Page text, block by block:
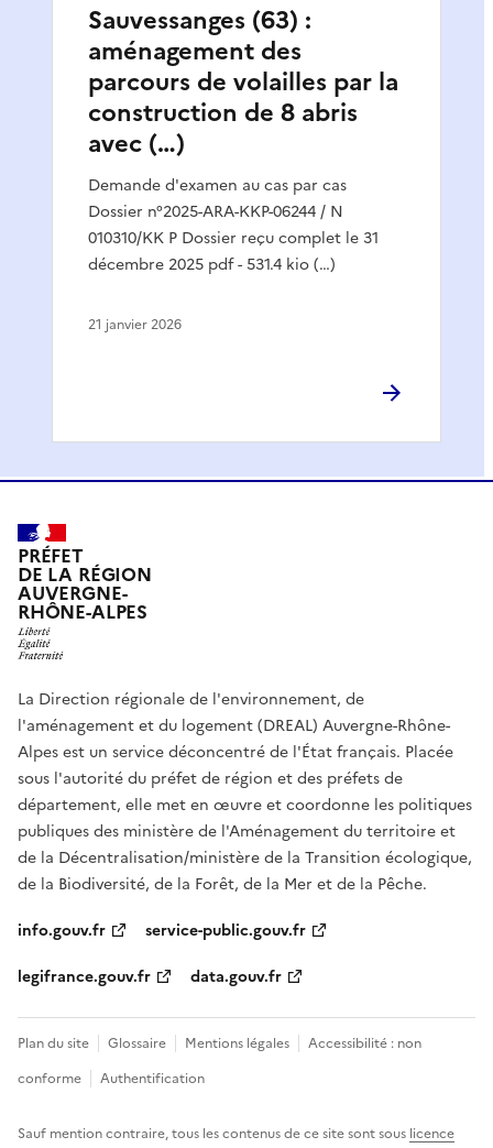
Sauvessanges (63) :
aménagement des
parcours de volailles par la
construction de 8 abris
avec (…)
Demande d'examen au cas par cas
Dossier n°2025-ARA-KKP-06244 / N
010310/KK P Dossier reçu complet le 31
décembre 2025 pdf - 531.4 kio (…)
21 janvier 2026
PRÉFET
DE LA RÉGION
AUVERGNE-
RHÔNE-ALPES
La Direction régionale de l'environnement, de
l'aménagement et du logement (DREAL) Auvergne-Rhône-
Alpes est un service déconcentré de l'État français. Placée
sous l'autorité du préfet de région et des préfets de
département, elle met en œuvre et coordonne les politiques
publiques des ministère de l'Aménagement du territoire et
de la Décentralisation/ministère de la Transition écologique,
de la Biodiversité, de la Forêt, de la Mer et de la Pêche.
info.gouv.fr
service-public.gouv.fr
legifrance.gouv.fr
data.gouv.fr
Plan du site Glossaire Mentions légales
Accessibilité : non
conforme
Authentification
Sauf mention contraire, tous les contenus de ce site sont sous licence